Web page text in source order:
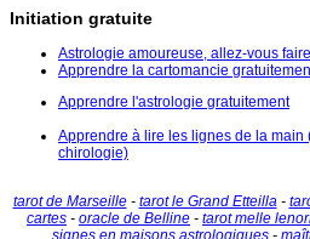
Initiation gratuite
Astrologie amoureuse, allez-vous
Apprendre la cartomancie
Apprendre l'astrologie gratuitement
Apprendre à lire les lignes de la
chirologie)
tarot de Marseille- tarot le Grand Etteilla-
cartes - oracle de Belline - tarot melle
signes en maisons astrologiques -